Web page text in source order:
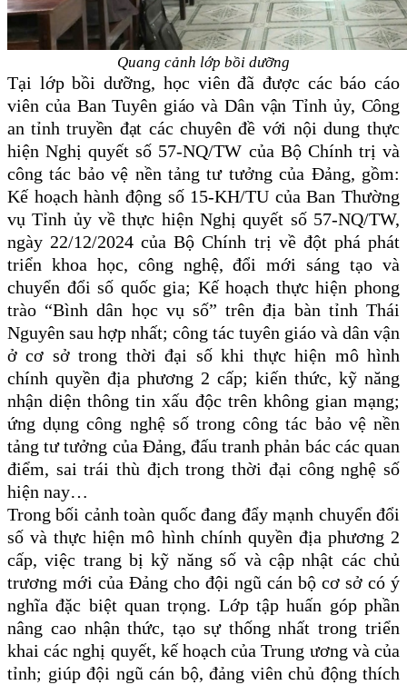
Quang cảnh lớp bồi dưỡng
Tại lớp bồi dưỡng, học viên đã được các báo cáo
viêncủa Ban Tuyên giáo và Dân vận Tỉnh ủy, Công
an tỉnh truyền đạt các chuyên đề với nội dung thực
hiện Nghị quyết số 57-NQ/TW của Bộ Chính trị và
công tác bảo vệ nền tảng tư tưởng của Đảng, gồm:
Kế hoạch hành động số 15-KH/TU của Ban Thường
vụ Tỉnh ủy vềthực hiện Nghị quyết số 57-NQ/TW,
ngày 22/12/2024 của Bộ Chính trị về đột phá phát
triển khoa học, công nghệ, đổi mới sáng tạo và
chuyển đổi số quốc gia; Kế hoạch thực hiện phong
trào “Bình dân học vụ số” trên địa bàn tỉnh Thái
Nguyên sau hợp nhất; công tác tuyên giáo và dân vận
ở cơ sở trong thời đại số khi thực hiện mô hình
chính quyền địa phương 2 cấp; kiến thức, kỹ năng
nhận diện thông tin xấu độc trên không gian mạng;
ứng dụng công nghệ số trong công tác bảo vệ nền
tảng tư tưởng của Đảng, đấu tranh phản bác các quan
điểm, sai trái thù địch trong thời đại công nghệ số
hiện nay…
Trong bối cảnh toàn quốc đang đẩy mạnh chuyển đổi
số và thực hiện mô hình chính quyền địa phương 2
cấp, việc trang bị kỹ năng số và cập nhật các chủ
trương mới của Đảng cho đội ngũ cán bộ cơ sở có ý
nghĩa đặc biệt quan trọng. Lớp tập huấn góp phần
nâng cao nhận thức, tạo sự thống nhất trong triển
khai các nghị quyết, kế hoạch của Trung ương và của
tỉnh; giúp đội ngũ cán bộ, đảng viên chủ động thích